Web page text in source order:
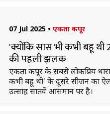
07 Jul 2025 • एकता कपूर
'क्योंकि सास भी कभी बहू
की पहली झलक
एकता कपूर के सबसे लोकप्रिय
कभी बहू थी' के दूसरे सीजन का
उत्साह सातवें आसमान पर है।